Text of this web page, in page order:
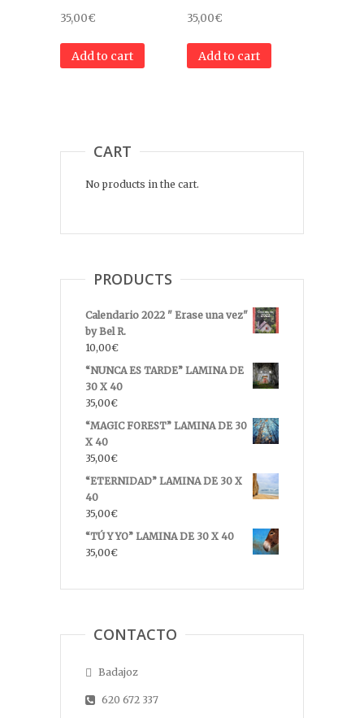
35,00€
Add to cart
35,00€
Add to cart
CART
No products in the cart.
PRODUCTS
Calendario 2022 " Erase una vez"
by Bel R.
10,00€
“NUNCA ES TARDE” LAMINA DE
30 X 40
35,00€
“MAGIC FOREST” LAMINA DE 30
X 40
35,00€
“ETERNIDAD” LAMINA DE 30 X
40
35,00€
“TÚ Y YO” LAMINA DE 30 X 40
35,00€
CONTACTO
Badajoz
620 672 337